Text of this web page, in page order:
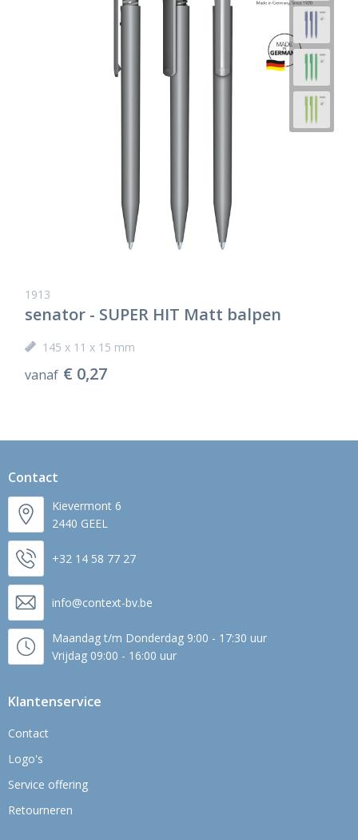
1913
senator - SUPER HIT Matt balpen
145 x 11 x 15 mm
vanaf € 0,27
Contact
Kievermont 6
2440 GEEL
+32 14 58 77 27
info@context-bv.be
Maandag t/m Donderdag 9:00 - 17:30 uur
Vrijdag 09:00 - 16:00 uur
Klantenservice
Contact
Logo's
Service offering
Retourneren